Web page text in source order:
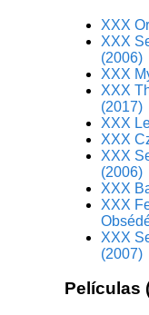
XXX
XXX
(2006)
XXX
XXX
(2017)
XXX
XXX
XXX
(2006)
XXX
XXX
XXX
(2007)
Películas